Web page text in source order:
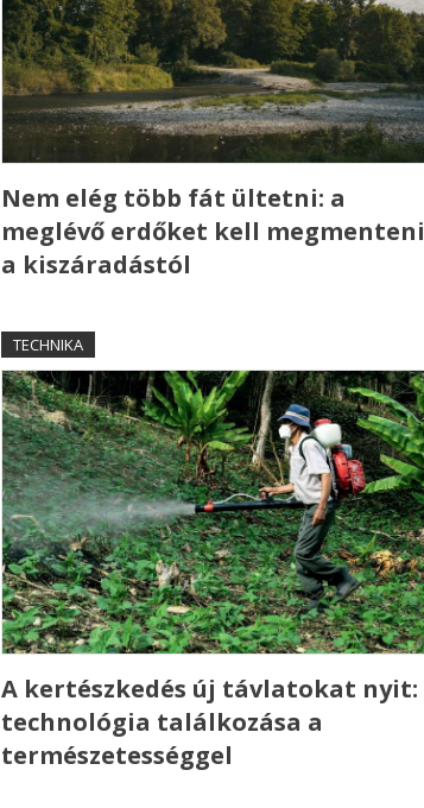
Nem elég több fát ültetni: a
meglévő erdőket kell megmenteni
a kiszáradástól
TECHNIKA
A kertészkedés új távlatokat nyit:
technológia találkozása a
természetességgel